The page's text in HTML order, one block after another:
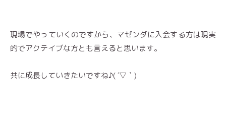
現場でやっていくのですから、マゼンダに入会する方は現実
的でアクテイブな方とも言えると思います。
共に成長していきたいですね♪( ´▽｀)